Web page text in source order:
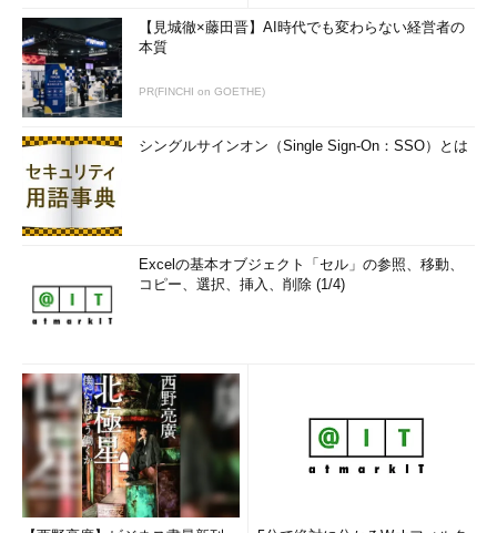
【見城徹×藤田晋】AI時代でも変わらない経営者の
本質
PR(FINCHI on GOETHE)
シングルサインオン（Single Sign-On：SSO）とは
Excelの基本オブジェクト「セル」の参照、移動、
コピー、選択、挿入、削除 (1/4)